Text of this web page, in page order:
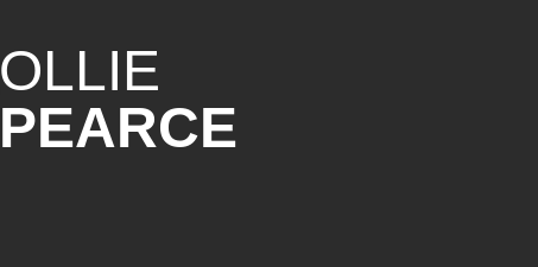
OLLIE
PEARCE